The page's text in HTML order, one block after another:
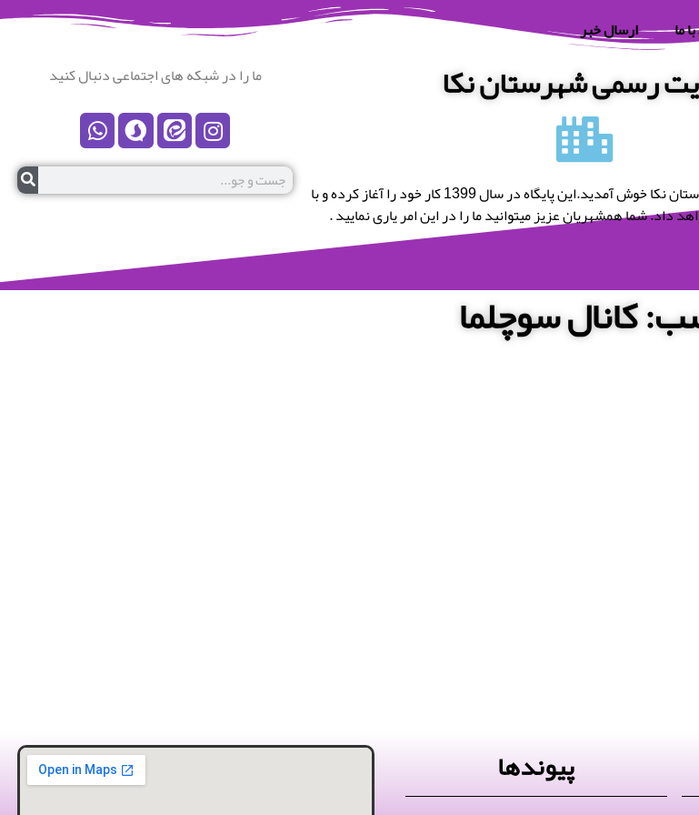
ما ارسال خبر
رسمی شهرستان نکا
به پایگاه خبری و تفریحی شهرستان نکا خوش آمدید.این پایگاه در سال 1399 کار خود را آغاز کرده و با
داد. شما همشهریان عزیز میتوانید ما را در این امر یاری نمایید .
ما را در شبکه های اجتماعی دنبال کنید
کانال سوچلما
پیوندها